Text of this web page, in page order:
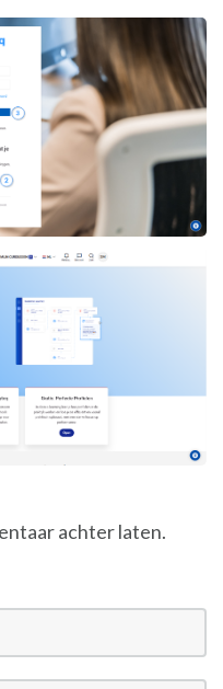
achter laten.